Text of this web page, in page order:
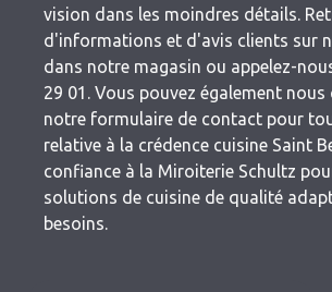
vision dans les moindres détails.
d'informations et d'avis clients sur
dans notre magasin ou appelez-
29 01. Vous pouvez également
notre formulaire de contact pour
relative à la crédence cuisine Saint
confiance à la Miroiterie Schultz
solutions de cuisine de qualité
besoins.